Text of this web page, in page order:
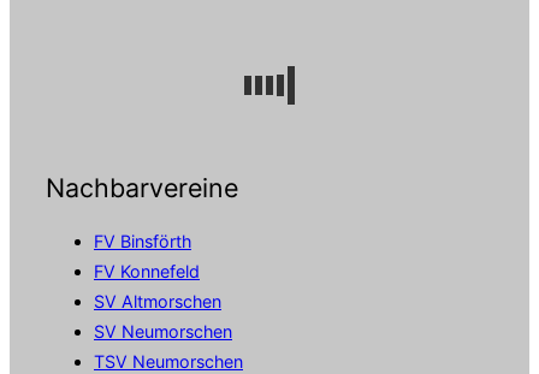
Nachbarvereine
FV Binsförth
FV Konnefeld
SV Altmorschen
SV Neumorschen
TSV Neumorschen